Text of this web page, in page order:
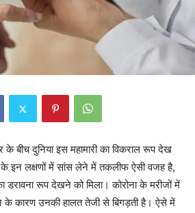
के बीच दुनिया इस महामारी का विकराल रूप देख
के इन लक्षणों में सांस लेने में तकलीफ ऐसी वजह है,
डरावना रूप देखने को मिला। कोरोना के मरीजों में
कारण उनकी हालत तेजी से बिगड़ती है। ऐसे में